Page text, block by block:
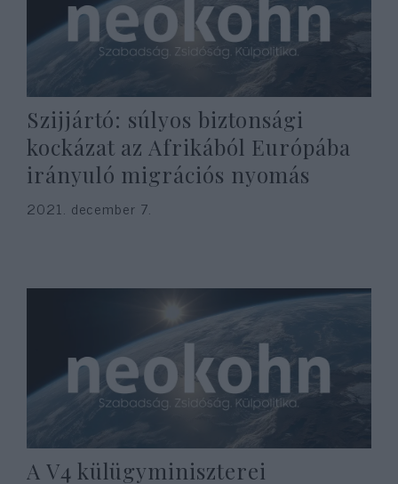
Szijjártó: súlyos biztonsági
kockázat az Afrikából Európába
irányuló migrációs nyomás
2021. december 7.
A V4 külügyminiszterei